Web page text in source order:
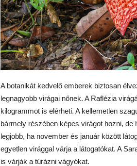
A botanikát kedvelő emberek biztosan
legnagyobb virágai nőnek. A Raflézia
kilogrammot is elérheti. A kellemetlen
bármely részében képes virágot hozni,
legjobb, ha november és január között
egyetlen virággal várja a látogatókat. A
is várják a túrázni vágyókat.